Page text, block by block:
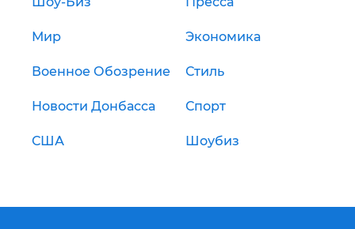
Мир Экономика
Военное Обозрение Стиль
Новости Донбасса Спорт
США Шоубиз